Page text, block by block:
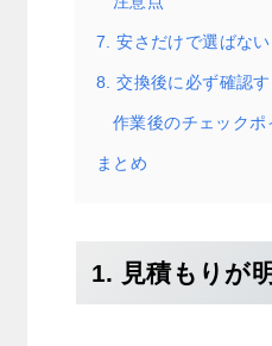
7. 安さだけで選ばない
8. 交換後に必ず確認す
作業後のチェックポ
まとめ
1. 見積もりが